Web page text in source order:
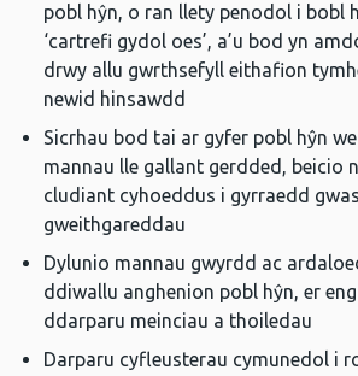
pobl hŷn, o ran llety penodol i bobl
‘cartrefi gydol oes’, a’u bod yn
drwy allu gwrthsefyll eithafion
newid hinsawdd
Sicrhau bod tai ar gyfer pobl hŷn
mannau lle gallant gerdded, beicio
cludiant cyhoeddus i gyrraedd
gweithgareddau
Dylunio mannau gwyrdd ac
ddiwallu anghenion pobl hŷn, er
ddarparu meinciau a thoiledau
Darparu cyfleusterau cymunedol i